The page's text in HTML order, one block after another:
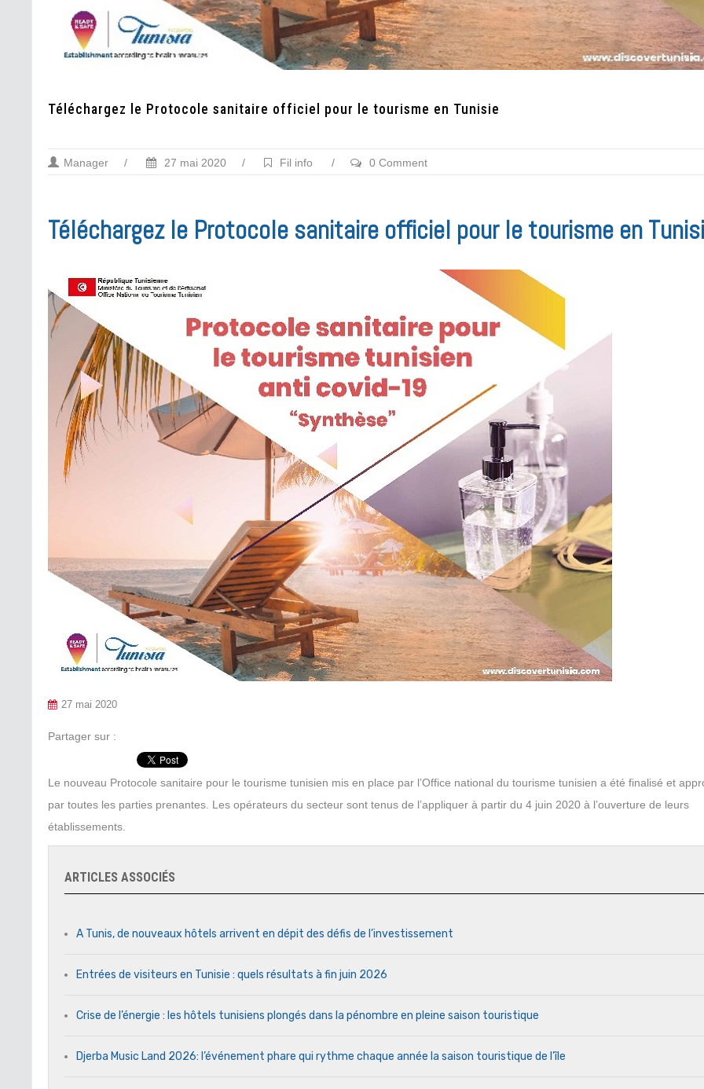
Téléchargez le Protocole sanitaire officiel pour le tourisme en Tunisie
Manager / 27 mai 2020 / Fil info / 0 Comment
Téléchargez le Protocole sanitaire officiel pour le tourisme en
27 mai 2020
Partager sur :
Le nouveau Protocole sanitaire pour le tourisme tunisien mis en place par l’Office national du tourisme tunisien a été finalisé et
par toutes les parties prenantes. Les opérateurs du secteur sont tenus de l’appliquer à partir du 4 juin 2020 à l’ouverture de leurs
établissements.
ARTICLES ASSOCIÉS
A Tunis, de nouveaux hôtels arrivent en dépit des défis de l’investissement
Entrées de visiteurs en Tunisie : quels résultats à fin juin 2026
Crise de l’énergie : les hôtels tunisiens plongés dans la pénombre en pleine saison touristique
Djerba Music Land 2026: l’événement phare qui rythme chaque année la saison touristique de l’île